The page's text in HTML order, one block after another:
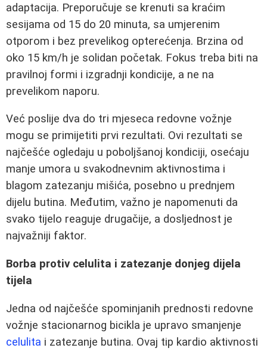
adaptacija. Preporučuje se krenuti sa kraćim
sesijama od 15 do 20 minuta, sa umjerenim
otporom i bez prevelikog opterećenja. Brzina od
oko 15 km/h je solidan početak. Fokus treba biti na
pravilnoj formi i izgradnji kondicije, a ne na
prevelikom naporu.
Već poslije dva do tri mjeseca redovne vožnje
mogu se primijetiti prvi rezultati. Ovi rezultati se
najčešće ogledaju u poboljšanoj kondiciji, osećaju
manje umora u svakodnevnim aktivnostima i
blagom zatezanju mišića, posebno u prednjem
dijelu butina. Međutim, važno je napomenuti da
svako tijelo reaguje drugačije, a dosljednost je
najvažniji faktor.
Borba protiv celulita i zatezanje donjeg dijela
tijela
Jedna od najčešće spominjanih prednosti redovne
vožnje stacionarnog bicikla je upravo smanjenje
celulita i zatezanje butina. Ovaj tip kardio aktivnosti